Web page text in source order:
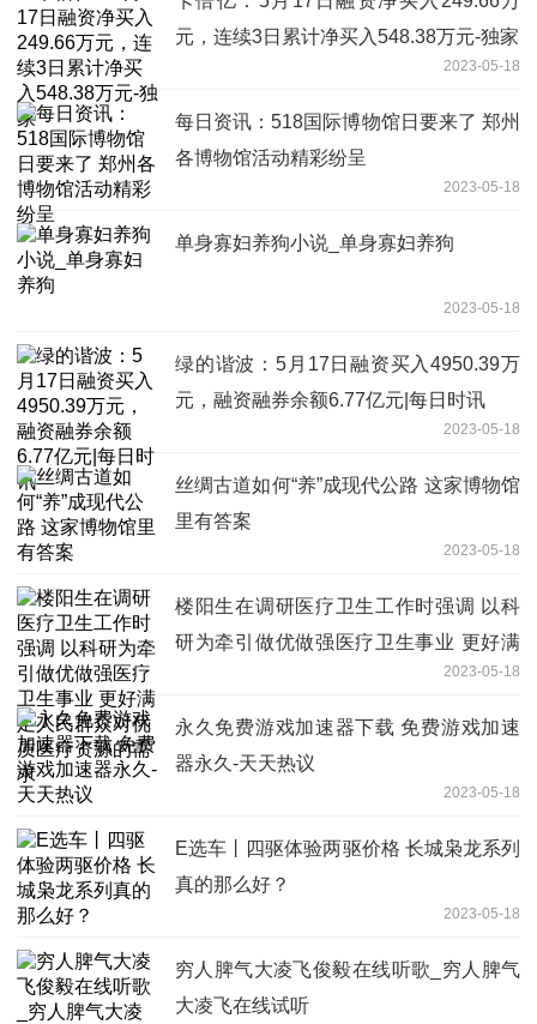
元，连续3日累计净买入548.38万元-独家
2023-05-18
每日资讯：518国际博物馆日要来了 郑州
各博物馆活动精彩纷呈
2023-05-18
单身寡妇养狗小说_单身寡妇养狗
2023-05-18
绿的谐波：5月17日融资买入4950.39万
元，融资融券余额6.77亿元|每日时讯
2023-05-18
丝绸古道如何“养”成现代公路 这家博物馆
里有答案
2023-05-18
楼阳生在调研医疗卫生工作时强调 以科
研为牵引做优做强医疗卫生事业 更好满
足人民群众对优质医疗资源的需求2023-05-18
永久免费游戏加速器下载 免费游戏加速
器永久-天天热议
2023-05-18
E选车丨四驱体验两驱价格 长城枭龙系列
真的那么好？
2023-05-18
穷人脾气大凌飞俊毅在线听歌_穷人脾气
大凌飞在线试听